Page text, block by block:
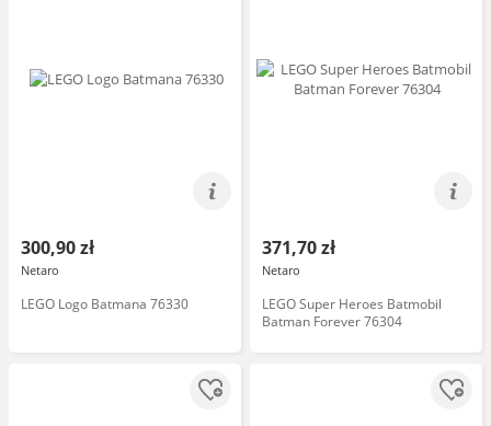
300,90 zł
Netaro
LEGO Logo Batmana 76330
371,70 zł
Netaro
LEGO Super Heroes Batmobil
Batman Forever 76304